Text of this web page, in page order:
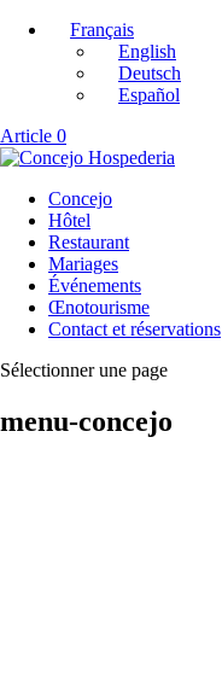
Français
English
Deutsch
Español
Article 0
Concejo
Hôtel
Restaurant
Mariages
Événements
Œnotourisme
Contact et réservations
Sélectionner une page
menu-concejo